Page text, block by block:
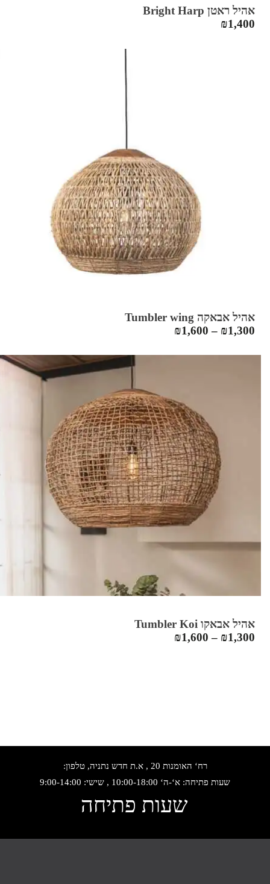
אהיל ראטן Bright Harp
₪1,400
אהיל אבאקה Tumbler wing
₪1,300
–
₪1,600
אהיל אבאקו Tumbler Koi
₪1,300
–
₪1,600
רח‘ האומנות 20 , א.ת חדש נתניה, טלפון:
שעות פתיחה: א‘-ה‘ 10:00-18:00 , שישי: 9:00-14:00
שעות פתיחה